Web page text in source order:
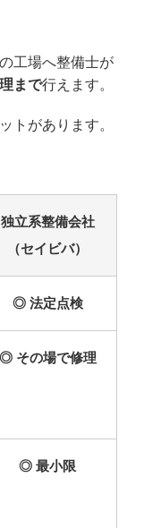
工場へ整備士が
まで行えます。
トがあります。
独立系整備会社
（セイビバ）
◎ 法定点検
◎ その場で修理
◎ 最小限